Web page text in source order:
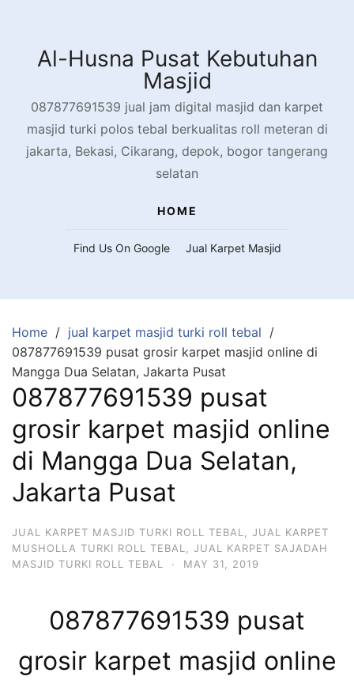
contentAl-Husna Pusat Kebutuhan
Masjid
087877691539 jual jam digital masjid dan karpet
masjid turki polos tebal berkualitas roll meteran di
jakarta, Bekasi, Cikarang, depok, bogor tangerang
selatan
HOME
Find Us On Google Jual Karpet Masjid
Home
jual karpet masjid turki roll tebal
087877691539 pusat grosir karpet masjid online di
Mangga Dua Selatan, Jakarta Pusat
087877691539 pusat
grosir karpet masjid online
di Mangga Dua Selatan,
Jakarta Pusat
JUAL KARPET MASJID TURKI ROLL TEBAL
JUAL KARPET
MUSHOLLA TURKI ROLL TEBAL
JUAL KARPET SAJADAH
MASJID TURKI ROLL TEBAL
· MAY 31, 2019
087877691539 pusat
grosir karpet masjid online